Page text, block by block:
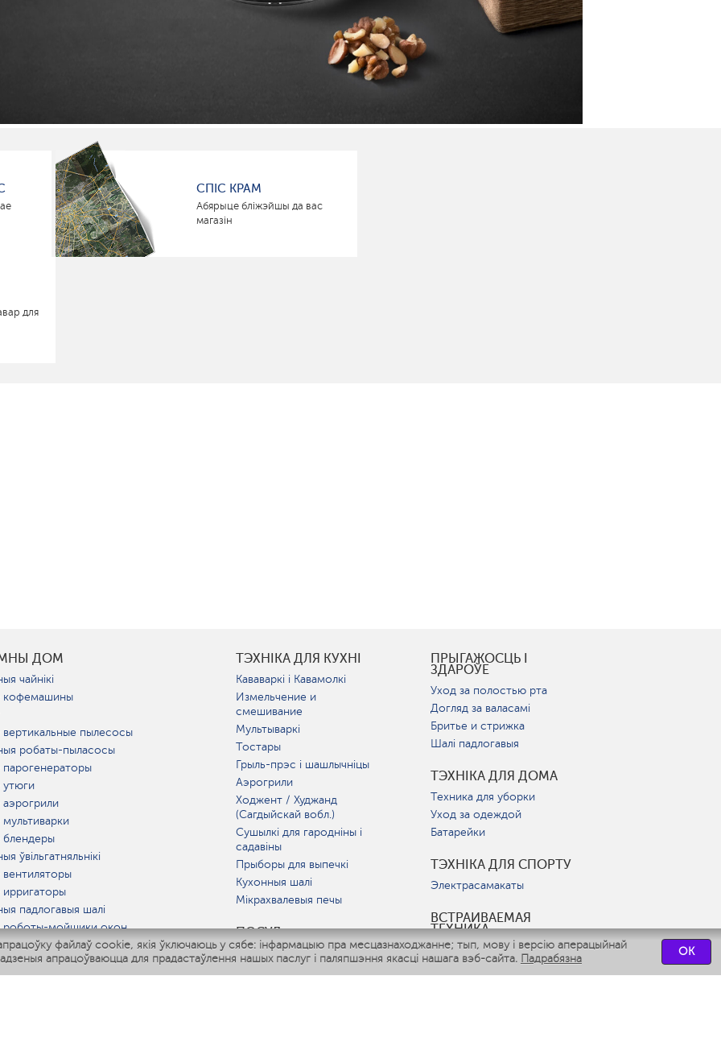
файлаў cookie, якія ўключаюць у сябе: інфармацыю пра месцазнаходжанне; тып, мову і версію аперацыйнай
апрацоўваюцца для прадастаўлення нашых паслуг і паляпшэння якасці нашага вэб-сайта. Падрабязна
OK
СПІС КРАМ
Абярыце бліжэйшы да вас
магазін
для
ДОМ
чайнікі
кофемашины
пылесосы
робаты-пыласосы
ўвільгатняльнікі
падлогавыя шалі
роботы-мойщики окон
мультиварки
IQ Home
ТЭХНІКА ДЛЯ КУХНІ
Кававаркі і Кавамолкі
Измельчение и
смешивание
Мультываркі
Тостары
Грыль-прэс і шашлычніцы
Аэрогрили
Ходжент / Худжанд
(Сагдыйскай вобл.)
Сушылкі для гародніны і
садавіны
Прыборы для выпечкі
Кухонныя шалі
Мікрахвалевыя печы
ПОСУД
ПРЫГАЖОСЦЬ І
ЗДАРОЎЕ
Уход за полостью рта
Догляд за валасамі
Бритье и стрижка
Шалі падлогавыя
ТЭХНІКА ДЛЯ ДОМА
Техника для уборки
Уход за одеждой
Батарейки
ТЭХНІКА ДЛЯ СПОРТУ
Электрасамакаты
ВСТРАИВАЕМАЯ
ТЕХНИКА
Вытяжки
Варочные панели